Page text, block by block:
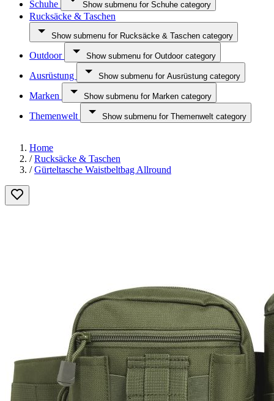
Schuhe Show submenu for Schuhe category
Rucksäcke & Taschen
Show submenu for Rucksäcke & Taschen category
Outdoor Show submenu for Outdoor category
Ausrüstung Show submenu for Ausrüstung category
Marken Show submenu for Marken category
Themenwelt Show submenu for Themenwelt category
Home
/ Rucksäcke & Taschen
/ Gürteltasche Waistbeltbag Allround